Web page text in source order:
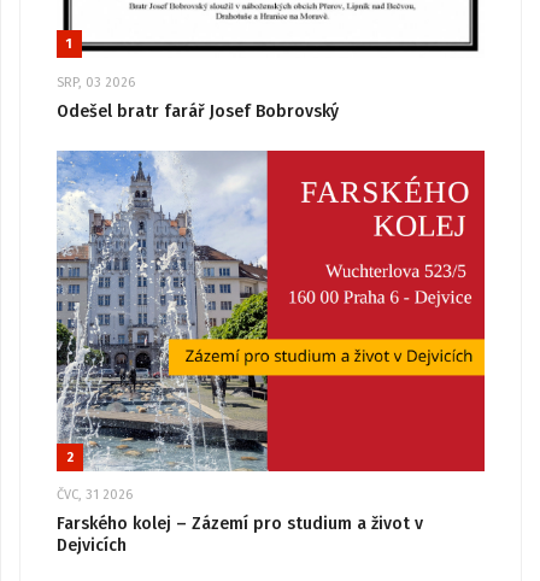
1
SRP, 03 2026
Odešel bratr farář Josef Bobrovský
2
ČVC, 31 2026
Farského kolej – Zázemí pro studium a život v
Dejvicích